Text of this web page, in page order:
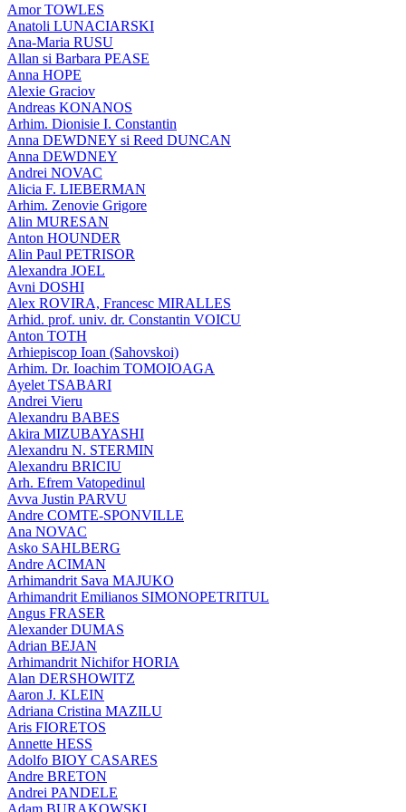
Amor TOWLES
Anatoli LUNACIARSKI
Ana-Maria RUSU
Allan si Barbara PEASE
Anna HOPE
Alexie Graciov
Andreas KONANOS
Arhim. Dionisie I. Constantin
Anna DEWDNEY si Reed DUNCAN
Anna DEWDNEY
Andrei NOVAC
Alicia F. LIEBERMAN
Arhim. Zenovie Grigore
Alin MURESAN
Anton HOUNDER
Alin Paul PETRISOR
Alexandra JOEL
Avni DOSHI
Alex ROVIRA, Francesc MIRALLES
Arhid. prof. univ. dr. Constantin VOICU
Anton TOTH
Arhiepiscop Ioan (Sahovskoi)
Arhim. Dr. Ioachim TOMOIOAGA
Ayelet TSABARI
Andrei Vieru
Alexandru BABES
Akira MIZUBAYASHI
Alexandru N. STERMIN
Alexandru BRICIU
Arh. Efrem Vatopedinul
Avva Justin PARVU
Andre COMTE-SPONVILLE
Ana NOVAC
Asko SAHLBERG
Andre ACIMAN
Arhimandrit Sava MAJUKO
Arhimandrit Emilianos SIMONOPETRITUL
Angus FRASER
Alexander DUMAS
Adrian BEJAN
Arhimandrit Nichifor HORIA
Alan DERSHOWITZ
Aaron J. KLEIN
Adriana Cristina MAZILU
Aris FIORETOS
Annette HESS
Adolfo BIOY CASARES
Andre BRETON
Andrei PANDELE
Adam BURAKOWSKI